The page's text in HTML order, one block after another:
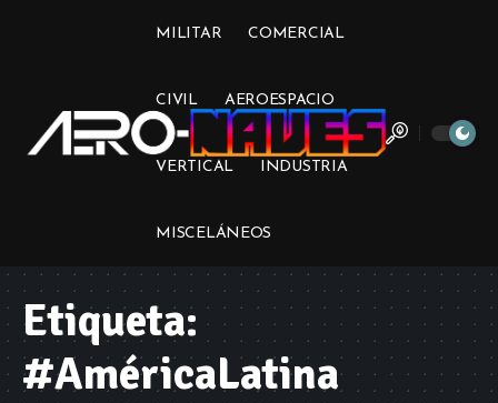
MILITAR COMERCIAL
CIVIL AEROESPACIO
VERTICAL INDUSTRIA
MISCELÁNEOS
Etiqueta:
#AméricaLatina